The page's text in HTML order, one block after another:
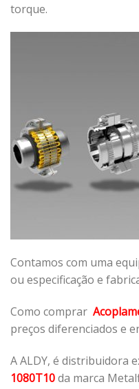
torque.
Contamos com uma
ou especificação e
Como comprar
preços diferenciados e
A ALDY, é distribuidora
1080T10da marca